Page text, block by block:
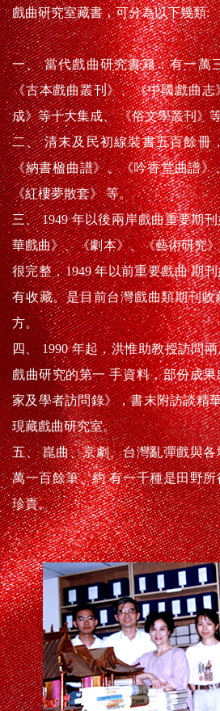
戲曲研究室藏書，可分為以下幾類:
一、 當代戲曲研究書籍：有一萬
《古本戲曲叢刊》、《中國戲曲
成》等十大集成、 《俗文學叢刊》
二、 清末及民初線裝書五百餘冊
《納書楹曲譜》、《吟香堂曲譜》
《紅樓夢散套》 等。
三、 1949 年以後兩岸戲曲重要期
華戲曲》、《劇本》、《藝術研究
很完整，1949 年以前重要戲曲 期
有收藏。是目前台灣戲曲類期刊
方。
四、 1990 年起，洪惟助教授訪問
戲曲研究的第一 手資料，部份成
家及學者訪問錄》，書末附訪談精
現藏戲曲研究室。
五、 崑曲、京劇、台灣亂彈戲與
萬一百餘筆。約 有一千種是田野
珍貴。